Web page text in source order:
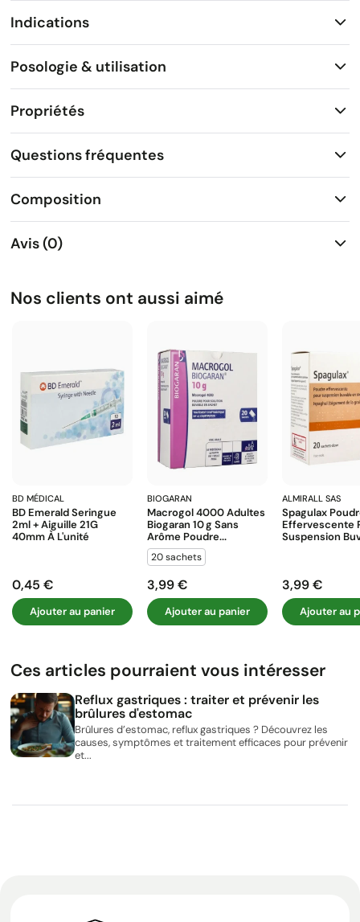
Indications
Posologie & utilisation
Propriétés
Questions fréquentes
Composition
Avis (0)
Nos clients ont aussi aimé
BD MÉDICAL
BD Emerald Seringue
2ml + Aiguille 21G
40mm À L'unité
Prix
0,45 €
Ajouter au panier
BIOGARAN
Macrogol 4000 Adultes
Biogaran 10 G Sans
Arôme Poudre...
20 sachets
Prix
3,99 €
Ajouter au panier
ALMIRALL SAS
Spagulax
Effervescente
Suspension
Prix
3,99 €
Ajouter au
Ces articles pourraient vous intéresser
Reflux gastriques : traiter et prévenir les
brûlures d'estomac
Brûlures d’estomac, reflux gastriques ? Découvrez les
causes, symptômes et traitement efficaces pour prévenir
et...